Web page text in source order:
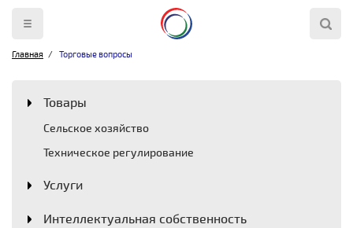
Главная Торговые вопросы
Товары
Сельское хозяйство
Техническое регулирование
Услуги
Интеллектуальная собственность